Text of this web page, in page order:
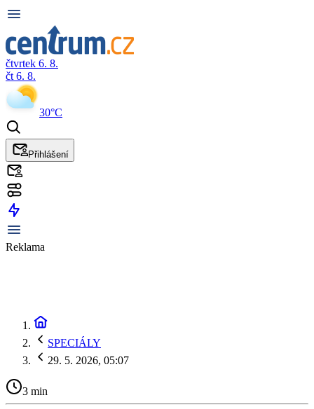
čtvrtek 6. 8.
čt 6. 8.
30°C
Přihlášení
Reklama
SPECIÁLY
29. 5. 2026, 05:07
3 min